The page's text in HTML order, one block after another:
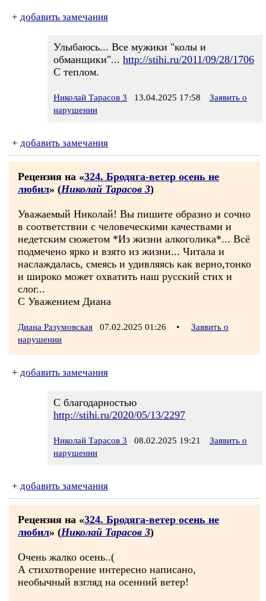
+ добавить замечания
Улыбаюсь... Все мужики "колы и
обманщики"... http://stihi.ru/2011/09/28/1706
С теплом.
Николай Тарасов 3 13.04.2025 17:58
Заявить о
нарушении
+ добавить замечания
Рецензия на «324. Бродяга-ветер осень не
любил» (Николай Тарасов 3)
Уважаемый Николай! Вы пишите образно и сочно
в соответствии с человеческими качествами и
недетским сюжетом *Из жизни алкоголика*... Всё
подмечено ярко и взято из жизни... Читала и
наслаждалась, смеясь и удивляясь как верно,тонко
и широко может охватить наш русский стих и
слог...
С Уважением Диана
Диана Разумовская 07.02.2025 01:26 •
Заявить о
нарушении
+ добавить замечания
С благодарностью
http://stihi.ru/2020/05/13/2297
Николай Тарасов 3 08.02.2025 19:21
Заявить о
нарушении
+ добавить замечания
Рецензия на «324. Бродяга-ветер осень не
любил» (Николай Тарасов 3)
Очень жалко осень..(
А стихотворение интересно написано,
необычный взгляд на осенний ветер!